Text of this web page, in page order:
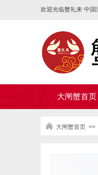
欢迎光临蟹礼来·中
大闸蟹首页
大闸蟹首页 >>